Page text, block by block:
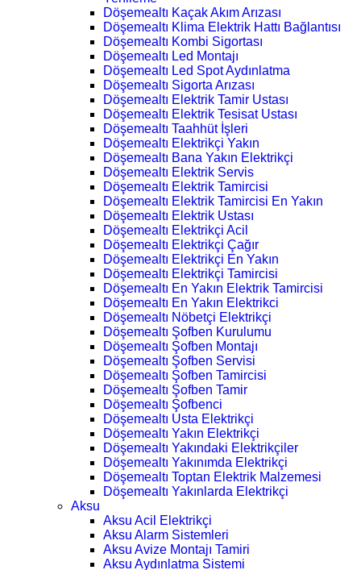
Döşemealtı Kaçak Akım Arızası
Döşemealtı Klima Elektrik Hattı Bağlantısı
Döşemealtı Kombi Sigortası
Döşemealtı Led Montajı
Döşemealtı Led Spot Aydınlatma
Döşemealtı Sigorta Arızası
Döşemealtı Elektrik Tamir Ustası
Döşemealtı Elektrik Tesisat Ustası
Döşemealtı Taahhüt İşleri
Döşemealtı Elektrikçi Yakın
Döşemealtı Bana Yakın Elektrikçi
Döşemealtı Elektrik Servis
Döşemealtı Elektrik Tamircisi
Döşemealtı Elektrik Tamircisi En Yakın
Döşemealtı Elektrik Ustası
Döşemealtı Elektrikçi Acil
Döşemealtı Elektrikçi Çağır
Döşemealtı Elektrikçi En Yakın
Döşemealtı Elektrikçi Tamircisi
Döşemealtı En Yakın Elektrik Tamircisi
Döşemealtı En Yakın Elektrikci
Döşemealtı Nöbetçi Elektrikçi
Döşemealtı Şofben Kurulumu
Döşemealtı Şofben Montajı
Döşemealtı Şofben Servisi
Döşemealtı Şofben Tamircisi
Döşemealtı Şofben Tamir
Döşemealtı Şofbenci
Döşemealtı Usta Elektrikçi
Döşemealtı Yakın Elektrikçi
Döşemealtı Yakındaki Elektrikçiler
Döşemealtı Yakınımda Elektrikçi
Döşemealtı Toptan Elektrik Malzemesi
Döşemealtı Yakınlarda Elektrikçi
Aksu
Aksu Acil Elektrikçi
Aksu Alarm Sistemleri
Aksu Avize Montajı Tamiri
Aksu Aydınlatma Sistemi